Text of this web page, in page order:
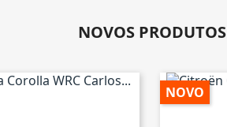
NOVOS PRODUTOS
NOVO